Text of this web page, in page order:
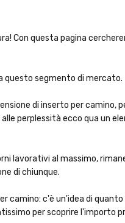
Con questa pagina
questo segmento di mercato.
di inserto per
perplessità ecco qua un
lavorativi al massimo,
di chiunque.
camino: c'è un'idea di
per scoprire l'importo